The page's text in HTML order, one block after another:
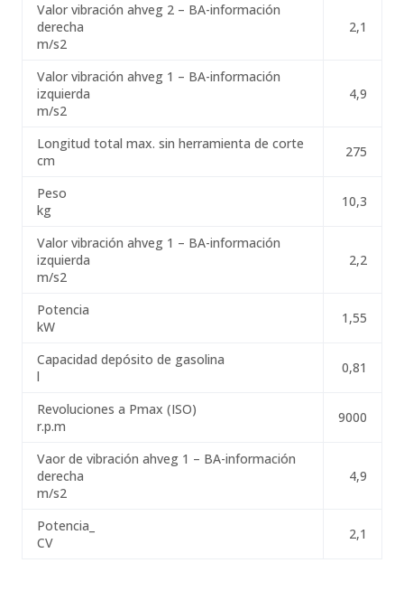
Valor vibración ahveg 2 – BA-información
derecha
m/s2
2,1
Valor vibración ahveg 1 – BA-información
izquierda
m/s2
4,9
Longitud total max. sin herramienta de corte
cm
275
Peso
kg
10,3
Valor vibración ahveg 1 – BA-información
izquierda
m/s2
2,2
Potencia
kW
1,55
Capacidad depósito de gasolina
l
0,81
Revoluciones a Pmax (ISO)
r.p.m
9000
Vaor de vibración ahveg 1 – BA-información
derecha
m/s2
4,9
Potencia_
CV
2,1